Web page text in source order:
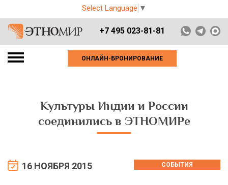
Select Language ▼
+7 495 023-81-81
ОНЛАЙН-БРОНИРОВАНИЕ
Культуры Индии и России
соединились в ЭТНОМИРе
16 НОЯБРЯ 2015 СОБЫТИЯ